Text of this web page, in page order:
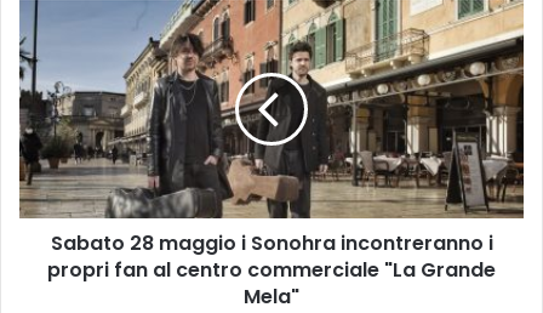
Sabato
28
maggio
i
Sonohra
incontreranno
i
propri
fan
centro
Sabato 28 maggio i Sonohra incontreranno i
propri fan al centro commerciale "La Grande
Mela"